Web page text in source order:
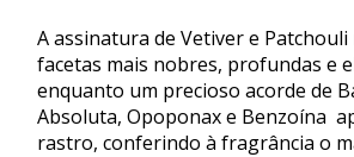
A assinatura de Vetiver e Patchouli
facetas mais nobres, profundas e
enquanto um precioso acorde de
Absoluta, Opoponax e Benzoína 
rastro, conferindo à fragrância o